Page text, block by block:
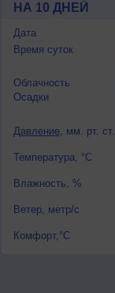
НА 10 ДНЕЙ
Дата
Время суток
Облачность
Осадки
Давление, мм. рт. ст.
Температура, °C
Влажность, %
Ветер, метр/с
Комфорт,°C